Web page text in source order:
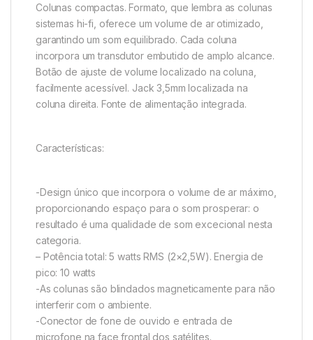
Colunas compactas. Formato, que lembra as colunas
sistemas hi-fi, oferece um volume de ar otimizado,
garantindo um som equilibrado. Cada coluna
incorpora um transdutor embutido de amplo alcance.
Botão de ajuste de volume localizado na coluna,
facilmente acessível. Jack 3,5mm localizada na
coluna direita. Fonte de alimentação integrada.
Características:
-Design único que incorpora o volume de ar máximo,
proporcionando espaço para o som prosperar: o
resultado é uma qualidade de som excecional nesta
categoria.
– Potência total: 5 watts RMS (2×2,5W). Energia de
pico: 10 watts
-As colunas são blindados magneticamente para não
interferir com o ambiente.
-Conector de fone de ouvido e entrada de
microfone na face frontal dos satélites.